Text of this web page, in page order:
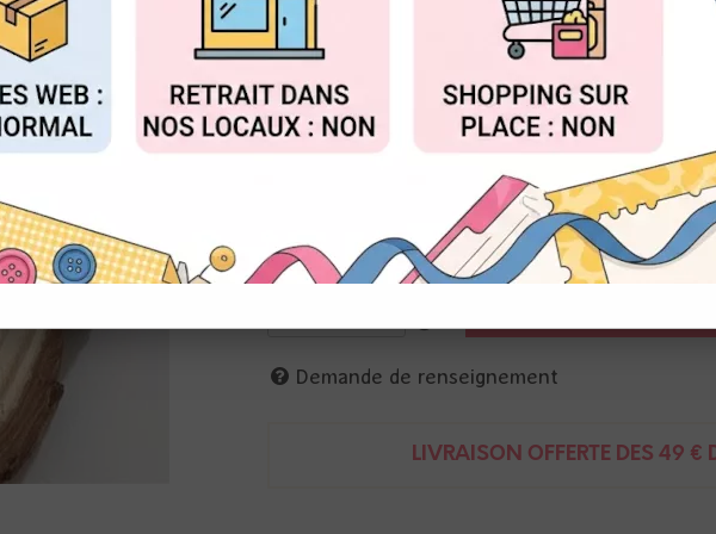
Réf. :ZB-122311PCRF
Zibuline
60 pastilles de cire à cacheter pour réaliser des
Pour réaliser un cachet de cire de 25 mm, fin,
Pour un cachet plus épais, avec des rebords, utiliser
S'utilise avec un manche, un sceau, ainsi qu'une
Demande de renseignement
LIVRAISON OFFERTE DÈS 49 €
ACCEPTER TOUT